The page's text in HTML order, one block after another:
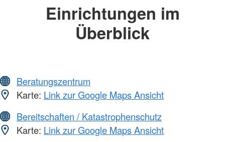
Einrichtungen im
Überblick
Beratungszentrum
Karte: Link zur Google Maps Ansicht
Bereitschaften / Katastrophenschutz
Karte: Link zur Google Maps Ansicht